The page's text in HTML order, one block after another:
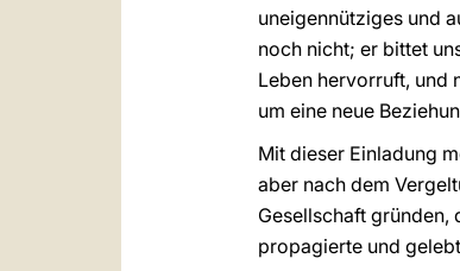
uneigennütziges und
noch nicht; er bittet
Leben hervorruft, und
um eine neue
Mit dieser Einladung
aber nach dem
Gesellschaft gründen,
propagierte und